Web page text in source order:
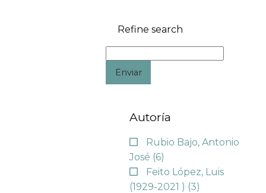
Refine search
Enviar
Autoría
Rubio Bajo, Antonio
José (6)
Feito López, Luis
(1929-2021 ) (3)